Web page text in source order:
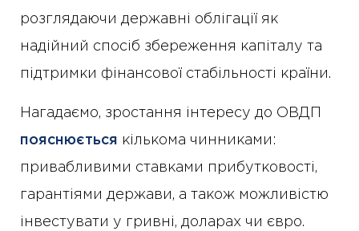
розглядаючи державні облігації як
надійний спосіб збереження капіталу та
підтримки фінансової стабільності країни.
Нагадаємо, зростання інтересу до ОВДП
пояснюється кількома чинниками:
привабливими ставками прибутковості,
гарантіями держави, а також можливістю
інвестувати у гривні, доларах чи євро.